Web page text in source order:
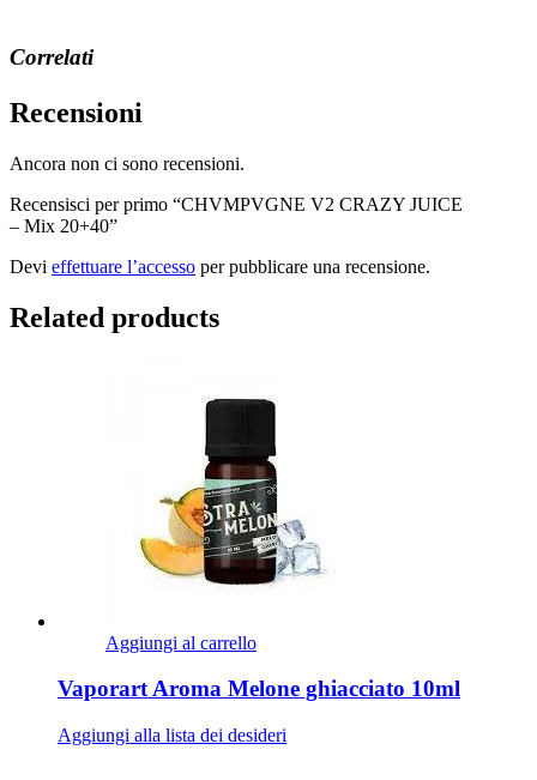
Correlati
Recensioni
Ancora non ci sono recensioni.
Recensisci per primo “CHVMPVGNE V2 CRAZY JUICE
– Mix 20+40”
Devi effettuare l’accesso per pubblicare una recensione.
Related products
Aggiungi al carrello
Vaporart Aroma Melone ghiacciato 10ml
Aggiungi alla lista dei desideri